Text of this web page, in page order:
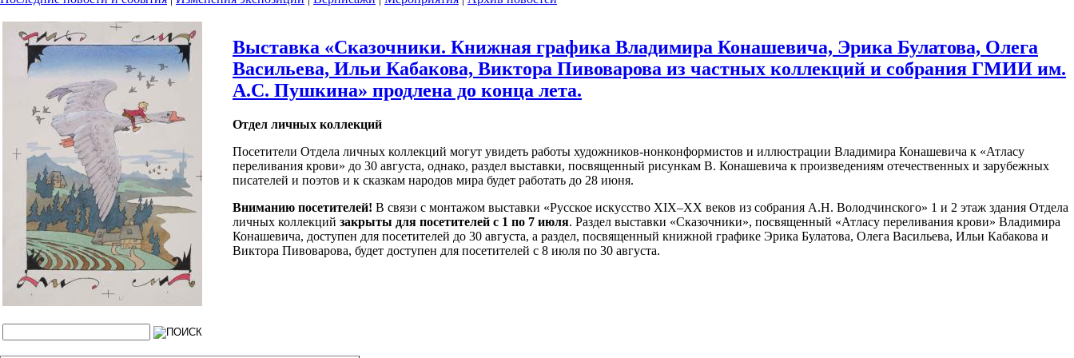
Выставка «Сказочники. Книжная графика Владимира Конашевича, Эрика Булатова, Олега
Васильева, Ильи Кабакова, Виктора Пивоварова из частных коллекций и собрания ГМИИ им.
А.С. Пушкина» продлена до конца лета.
Отдел личных коллекций
Посетители Отдела личных коллекций могут увидеть работы художников-нонконформистов и иллюстрации Владимира Конашевича к «Атласу
переливания крови» до 30 августа, однако, раздел выставки, посвященный рисункам В. Конашевича к произведениям отечественных и зарубежных
писателей и поэтов и к сказкам народов мира будет работать до 28 июня.
Вниманию посетителей! В связи с монтажом выставки «Русское искусство XIX–XX веков из собрания А.Н. Володчинского» 1 и 2 этаж здания Отдела
личных коллекций закрыты для посетителей с 1 по 7 июля. Раздел выставки «Сказочники», посвященный «Атласу переливания крови» Владимира
Конашевича, доступен для посетителей до 30 августа, а раздел, посвященный книжной графике Эрика Булатова, Олега Васильева, Ильи Кабакова и
Виктора Пивоварова, будет доступен для посетителей с 8 июля по 30 августа.